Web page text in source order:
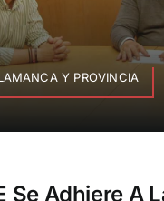
Y PROVINCIA
Se Adhiere A